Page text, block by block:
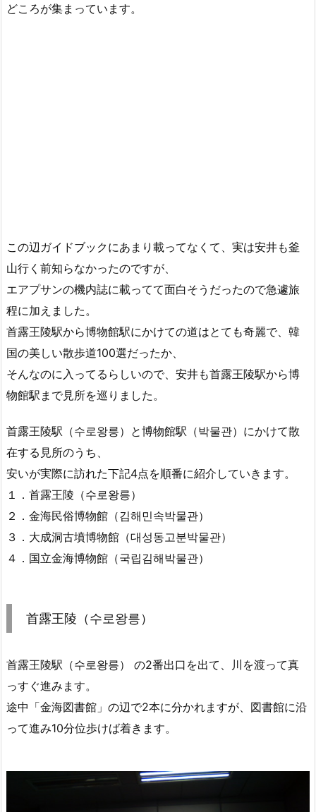
どころが集まっています。
この辺ガイドブックにあまり載ってなくて、実は安井も釜
山行く前知らなかったのですが、
エアプサンの機内誌に載ってて面白そうだったので急遽旅
程に加えました。
首露王陵駅から博物館駅にかけての道はとても奇麗で、韓
国の美しい散歩道100選だったか、
そんなのに入ってるらしいので、安井も首露王陵駅から博
物館駅まで見所を巡りました。
首露王陵駅（수로왕릉）と博物館駅（박물관）にかけて散
在する見所のうち、
安いが実際に訪れた下記4点を順番に紹介していきます。
１．首露王陵（수로왕릉）
２．金海民俗博物館（김해민속박물관）
３．大成洞古墳博物館（대성동고분박물관）
４．国立金海博物館（국립김해박물관）
首露王陵（수로왕릉）
首露王陵駅（수로왕릉） の2番出口を出て、川を渡って真
っすぐ進みます。
途中「金海図書館」の辺で2本に分かれますが、図書館に沿
って進み10分位歩けば着きます。